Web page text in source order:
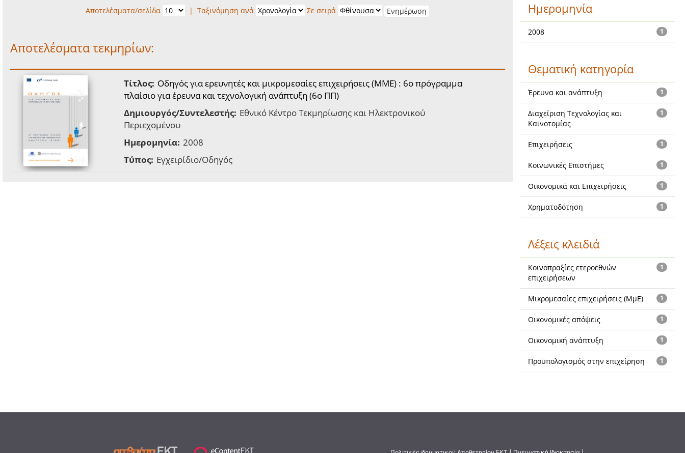
Αποτελέσματα/σελίδα
|Ταξινόμηση ανά Σε σειρά
Αποτελέσματα τεκμηρίων:
Τίτλος: Οδηγός για ερευνητές και μικρομεσαίες επιχειρήσεις (ΜΜΕ) : 6o πρόγραμμα
πλαίσιο για έρευνα και τεχνολογική ανάπτυξη (6ο ΠΠ)
Δημιουργός/Συντελεστής: Εθνικό Κέντρο Τεκμηρίωσης και Ηλεκτρονικού
Περιεχομένου
Ημερομηνία: 2008
Τύπος: Εγχειρίδιο/Οδηγός
Ημερομηνία
1
2008
Θεματική κατηγορία
1
Έρευνα και ανάπτυξη
1
Διαχείριση Τεχνολογίας και
Καινοτομίας
1
Επιχειρήσεις
1
Κοινωνικές Επιστήμες
1
Οικονομικά και Επιχειρήσεις
1
Χρηματοδότηση
Λέξεις κλειδιά
1
Κοινοπραξίες ετεροεθνών
επιχειρήσεων
1
Μικρομεσαίες επιχειρήσεις (ΜμΕ)
1
Οικονομικές απόψεις
1
Οικονομική ανάπτυξη
1
Προϋπολογισμός στην επιχείρηση